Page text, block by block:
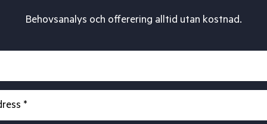
Behovsanalys och offerering alltid utan kostnad.
*